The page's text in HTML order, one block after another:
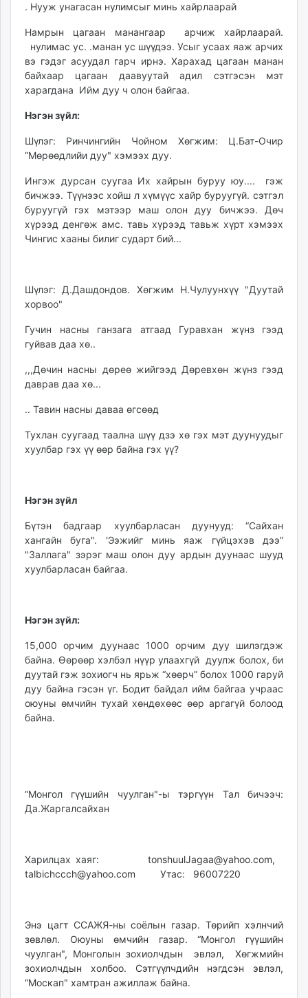
. Нууж унагасан нулимсыг минь хайрлаарай
Намрын цагаан манангаар арчиж хайрлаарай.
нулимас ус. .манан ус шүүдээ. Усыг усаах яаж арчих
вэ гэдэг асуудал гарч ирнэ. Харахад цагаан манан
байхаар цагаан даавуутай адил сэтгэсэн мэт
харагдана Ийм дуу ч олон байгаа.
Нэгэн зүйл:
Шүлэг: Ринчингийн Чойном Хөгжим: Ц.Бат-Очир
“Мөрөөдлийи дуу" хэмээх дуу.
Ингэж дурсан суугаа Их хайрын буруу юу.... гэж
бичжээ. Түүнээс хойш л хүмүүс хайр буруугүй. сэтгэл
буруугүй гэх мэтээр маш олон дуу бичжээ. Дөч
хүрээд денгөж амс. тавь хүрээд тавьж хүрт хэмээх
Чингис хааны билиг сударт бий...
Шүлэг: Д.Дашдондов. Хөгжим Н.Чулуунхүү "Дуутай
хорвоо"
Гучин насны ганзага атгаад Гуравхан жүнз гээд
гуйвав даа хө..
,,,Дөчин насны дөреө жийгээд Дөревхөн жүнз гээд
даврав даа хө...
.. Тавин насны даваа өгсөөд
Тухлан суугаад таална шүү дзэ хө гэх мэт дуунуудыг
хуулбар гэх үү өөр байна гэх үү?
Нэгэн зүйл
Бүтэн бадгаар хуулбарласан дуунууд: “Сайхан
хангайн буга". 'Ээжийг минь яаж гүйцэхэв дээ”
"Заллага" зэрэг маш олон дуу ардын дуунаас шууд
хуулбарласан байгаа.
Нэгэн зүйл:
15,000 орчим дуунаас 1000 орчим дуу шилэгдэж
байна. Өөрөөр хэлбэл нүүр улаахгүй дуулж болох, би
дуутай гэж зохиогч нь ярьж “хөөрч” болох 1000 гаруй
дуу байна гэсэн үг. Бодит байдал ийм байгаа учраас
оюуны өмчийн тухай хөндөхөөс өөр аргагүй болоод
байна.
“Монгол гүүшийн чуулган"-ы тэргүүн Тал бичээч:
Да.Жаргалсайхан
Харилцах хаяг: tonshuulJagaa@yahoo.com,
talbichccch@yahoo.com Утас: 96007220
Энэ цагт ССАЖЯ-ны соёлын газар. Төрийп хэлнчий
зөвлөл. Оюуны өмчийн газар. “Монгол гүүшийн
чуулган", Монголын зохиолчдын эвлэл, Хөгжмийн
зохиолчдын холбоо. Сэтгүүлчдийн нэгдсэн эвлэл,
“Москап" хамтран ажиллаж байна.